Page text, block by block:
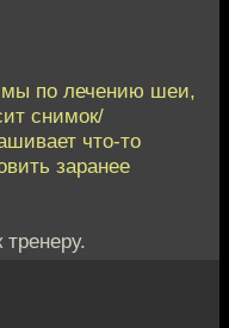
по лечению шеи,
снимок/
что-то
заранее